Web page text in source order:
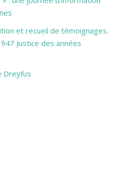
et recueil de témoignages.
Justice des années
Dreyfus